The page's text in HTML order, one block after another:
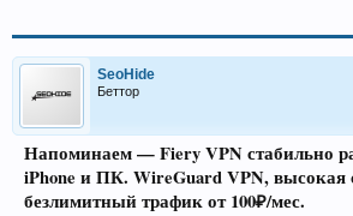
SeoHide
Беттор
Напоминаем — Fiery VPN стабильно
iPhone и ПК. WireGuard VPN, высокая
безлимитный трафик от 100₽/мес.